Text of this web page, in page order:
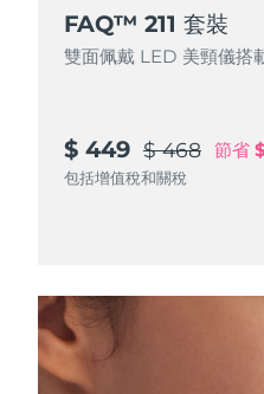
FAQ™ 211 套裝
雙面佩戴 LED 美頸儀搭
$ 449 $ 468 節省
包括增值稅和關稅